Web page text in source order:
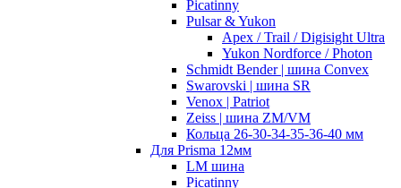
Picatinny
Pulsar & Yukon
Apex / Trail / Digisight Ultra
Yukon Nordforce / Photon
Schmidt Bender | шина Convex
Swarovski | шина SR
Venox | Patriot
Zeiss | шина ZM/VM
Кольца 26-30-34-35-36-40 мм
Для Prisma 12мм
LM шина
Picatinny